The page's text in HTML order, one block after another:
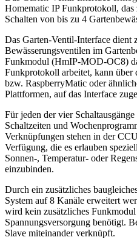
Homematic IP Funkprotokoll, das
Schalten von bis zu 4
Das Garten-Ventil-Interface dient
Bewässerungsventilen im
Funkmodul (HmIP-MOD-OC8)
Funkprotokoll arbeitet, kann
bzw. RaspberryMatic oder
Plattformen, auf das Interface
Für jeden der vier
Schaltzeiten und
Verknüpfungen stehen in der
Verfügung, die es erlauben
Sonnen-, Temperatur- oder
einzubinden.
Durch ein zusätzliches
System auf 8 Kanäle erweitert
wird kein zusätzliches Funkmodul
Spannungsversorgung benötigt.
Slave miteinander verknüpft.